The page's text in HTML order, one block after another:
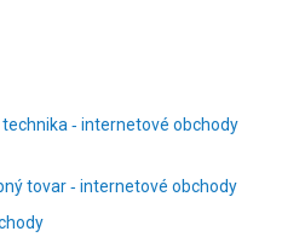
‑ internetové obchody
tovar ‑ internetové obchody